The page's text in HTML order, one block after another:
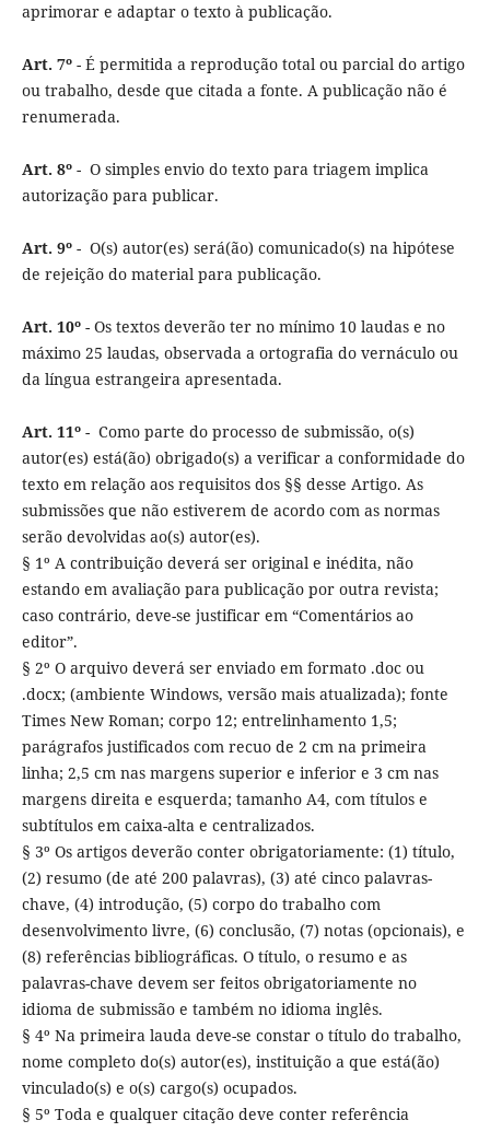
aprimorar e adaptar o texto à publicação.
Art. 7º- É permitida a reprodução total ou parcial do artigo
ou trabalho, desde que citada a fonte. A publicação não é
renumerada.
Art. 8º- O simples envio do texto para triagem implica
autorização para publicar.
Art. 9º- O(s) autor(es) será(ão) comunicado(s) na hipótese
de rejeição do material para publicação.
Art. 10º- Os textos deverão ter no mínimo 10 laudas e no
máximo 25 laudas, observada a ortografia do vernáculo ou
da língua estrangeira apresentada.
Art. 11º- Como parte do processo de submissão, o(s)
autor(es) está(ão) obrigado(s) a verificar a conformidade do
texto em relação aos requisitos dos §§ desse Artigo. As
submissões que não estiverem de acordo com as normas
serão devolvidas ao(s) autor(es).
§ 1º A contribuição deverá ser original e inédita, não
estando em avaliação para publicação por outra revista;
caso contrário, deve-se justificar em “Comentários ao
editor”.
§ 2º O arquivo deverá ser enviado em formato .doc ou
.docx; (ambiente Windows, versão mais atualizada); fonte
Times New Roman; corpo 12; entrelinhamento 1,5;
parágrafos justificados com recuo de 2 cm na primeira
linha; 2,5 cm nas margens superior e inferior e 3 cm nas
margens direita e esquerda; tamanho A4, com títulos e
subtítulos em caixa-alta e centralizados.
§ 3º Os artigos deverão conter obrigatoriamente: (1) título,
(2) resumo (de até 200 palavras), (3) até cinco palavras-
chave, (4) introdução, (5) corpo do trabalho com
desenvolvimento livre, (6) conclusão, (7) notas (opcionais), e
(8) referências bibliográficas. O título, o resumo e as
palavras-chave devem ser feitos obrigatoriamente no
idioma de submissão e também no idioma inglês.
§ 4º Na primeira lauda deve-se constar o título do trabalho,
nome completo do(s) autor(es), instituição a que está(ão)
vinculado(s) e o(s) cargo(s) ocupados.
§ 5º Toda e qualquer citação deve conter referência